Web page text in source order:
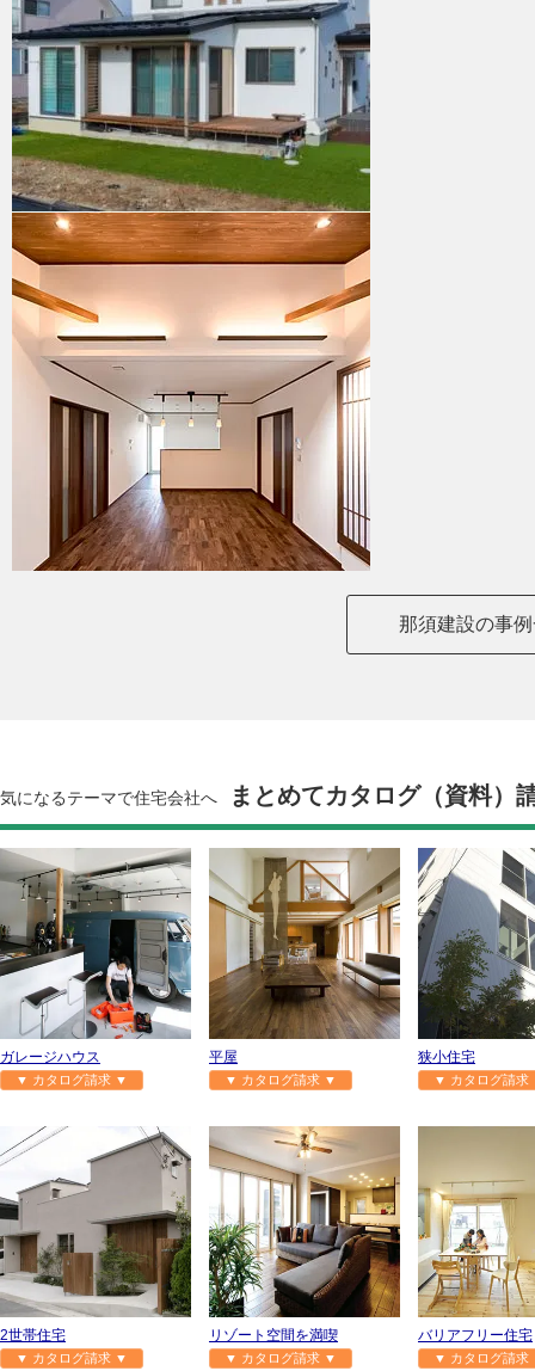
那須建設の事
気になるテーマで住宅会社へ まとめてカタログ（資料）
ガレージハウス
▼ カタログ請求 ▼
平屋
▼ カタログ請求 ▼
狭小住宅
▼ カタログ請
2世帯住宅
▼ カタログ請求 ▼
リゾート空間を満喫
▼ カタログ請求 ▼
バリアフリー住宅
▼ カタログ請